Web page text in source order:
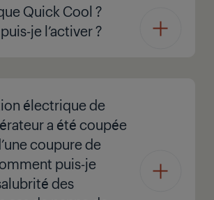
Quick Cool ?
je l’activer ?
électrique de
a été coupée
coupure de
puis-je
des